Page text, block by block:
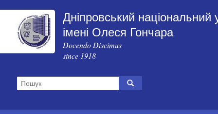
Дніпровський національний
імені Олеся Гончара
Docendo Discimus
since 1918